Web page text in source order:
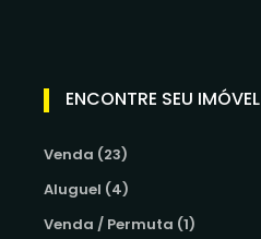
ENCONTRE SEU IMÓVEL
Venda (23)
Aluguel (4)
Venda / Permuta (1)